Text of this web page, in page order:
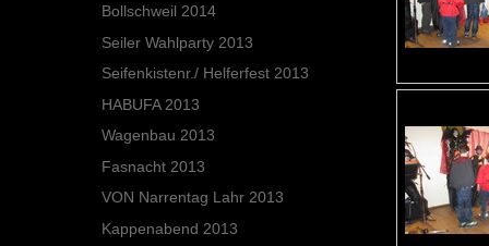
Bollschweil 2014
Seiler Wahlparty 2013
Seifenkistenr./ Helferfest 2013
HABUFA 2013
Wagenbau 2013
Fasnacht 2013
VON Narrentag Lahr 2013
Kappenabend 2013